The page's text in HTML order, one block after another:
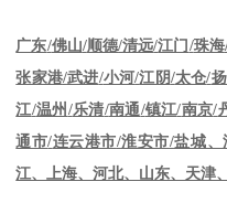
广东/佛山/顺德/清远/江门 /珠海
张家港/武进/小河/江阴/太仓/
江/温州/乐清/南通/镇江/南京/
通市/连云港市/淮安市/盐城、
江、上海、河北、山东、天津